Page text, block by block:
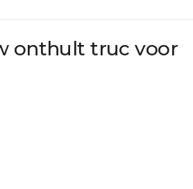
onthult truc voor